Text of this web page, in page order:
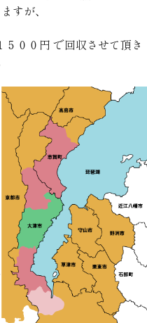
すが、
００円 で回収させて頂き